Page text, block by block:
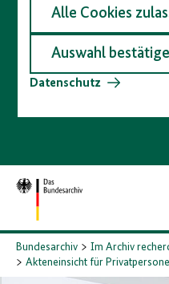
Alle Cookies
Auswahl
Datenschutz
Zur
Startseite
Bundesarchiv Im Archiv
Akteneinsicht für